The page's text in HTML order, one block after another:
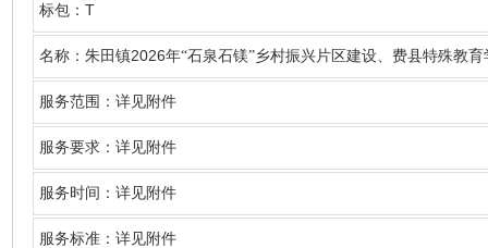
标包： T
名称：朱田镇2026年“石泉石镁”乡村振兴片区建设、费县特殊教
服务范围：详见附件
服务要求：详见附件
服务时间：详见附件
服务标准：详见附件